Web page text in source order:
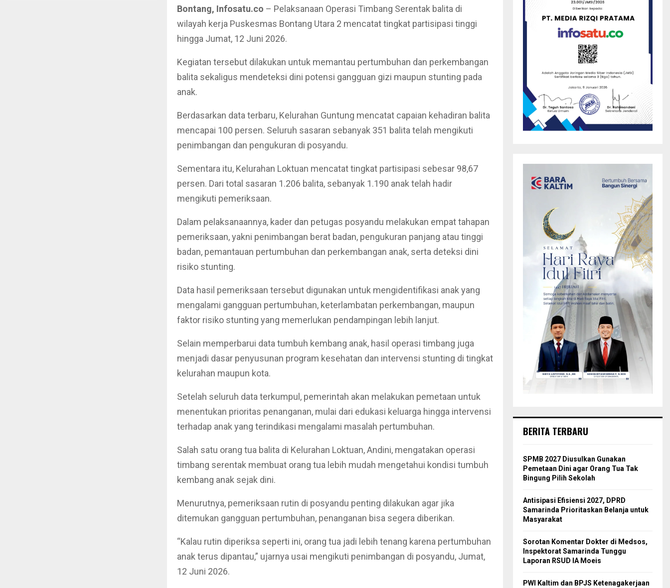
Bontang, Infosatu.co – Pelaksanaan Operasi Timbang Serentak balita di
wilayah kerja Puskesmas Bontang Utara 2 mencatat tingkat partisipasi tinggi
hingga Jumat, 12 Juni 2026.
Kegiatan tersebut dilakukan untuk memantau pertumbuhan dan perkembangan
balita sekaligus mendeteksi dini potensi gangguan gizi maupun stunting pada
anak.
Berdasarkan data terbaru, Kelurahan Guntung mencatat capaian kehadiran balita
mencapai 100 persen. Seluruh sasaran sebanyak 351 balita telah mengikuti
penimbangan dan pengukuran di posyandu.
Sementara itu, Kelurahan Loktuan mencatat tingkat partisipasi sebesar 98,67
persen. Dari total sasaran 1.206 balita, sebanyak 1.190 anak telah hadir
mengikuti pemeriksaan.
Dalam pelaksanaannya, kader dan petugas posyandu melakukan empat tahapan
pemeriksaan, yakni penimbangan berat badan, pengukuran panjang atau tinggi
badan, pemantauan pertumbuhan dan perkembangan anak, serta deteksi dini
risiko stunting.
Data hasil pemeriksaan tersebut digunakan untuk mengidentifikasi anak yang
mengalami gangguan pertumbuhan, keterlambatan perkembangan, maupun
faktor risiko stunting yang memerlukan pendampingan lebih lanjut.
Selain memperbarui data tumbuh kembang anak, hasil operasi timbang juga
menjadi dasar penyusunan program kesehatan dan intervensi stunting di tingkat
kelurahan maupun kota.
Setelah seluruh data terkumpul, pemerintah akan melakukan pemetaan untuk
menentukan prioritas penanganan, mulai dari edukasi keluarga hingga intervensi
terhadap anak yang terindikasi mengalami masalah pertumbuhan.
Salah satu orang tua balita di Kelurahan Loktuan, Andini, mengatakan operasi
timbang serentak membuat orang tua lebih mudah mengetahui kondisi tumbuh
kembang anak sejak dini.
Menurutnya, pemeriksaan rutin di posyandu penting dilakukan agar jika
ditemukan gangguan pertumbuhan, penanganan bisa segera diberikan.
“Kalau rutin diperiksa seperti ini, orang tua jadi lebih tenang karena pertumbuhan
anak terus dipantau,” ujarnya usai mengikuti penimbangan di posyandu, Jumat,
12 Juni 2026.
BERITA TERBARU
SPMB 2027 Diusulkan Gunakan
Pemetaan Dini agar Orang Tua Tak
Bingung Pilih Sekolah
Antisipasi Efisiensi 2027, DPRD
Samarinda Prioritaskan Belanja untuk
Masyarakat
Sorotan Komentar Dokter di Medsos,
Inspektorat Samarinda Tunggu
Laporan RSUD IA Moeis
PWI Kaltim dan BPJS Ketenagakerjaan